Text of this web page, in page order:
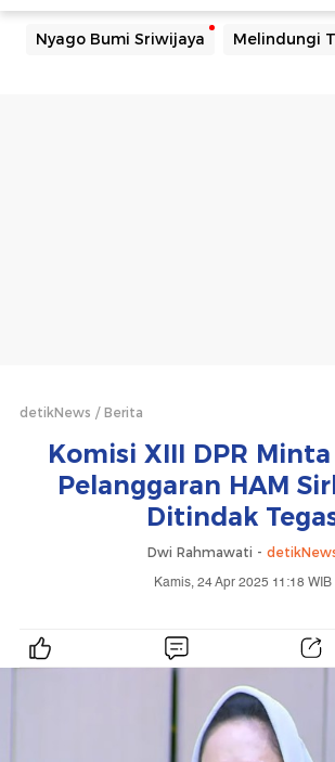
Nyago Bumi Sriwijaya Melindungi
detikNews Berita
Komisi XIII DPR
Pelanggaran HAM
Ditindak
Dwi Rahmawati -
Kamis, 24 Apr 2025 11:18 WIB